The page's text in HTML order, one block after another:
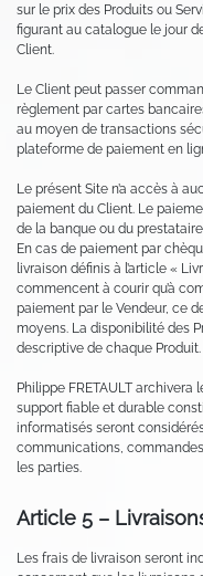
sur le prix des Produits ou
figurant au catalogue le jour
Client.
Le Client peut passer
règlement par cartes
au moyen de transactions
plateforme de paiement en
Le présent Site n’a accès à
paiement du Client. Le
de la banque ou du
En cas de paiement par
livraison définis à l’article «
commencent à courir qu’à
paiement par le Vendeur, ce
moyens. La disponibilité des
descriptive de chaque Produit.
Philippe FRETAULT
support fiable et durable
informatisés seront
communications,
les parties.
Article 5 –
Les frais de livraison seront